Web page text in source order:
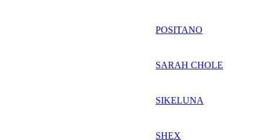
POSITANO
SARAH CHOLE
SIKELUNA
SHEX